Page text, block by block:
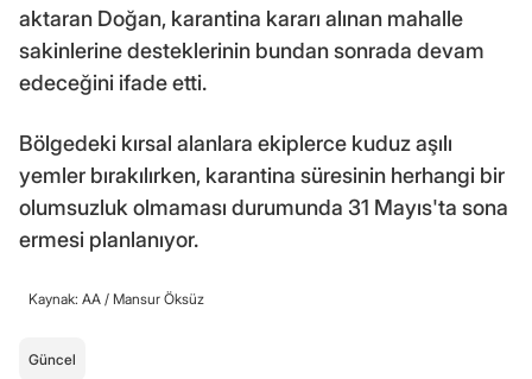
aktaran Doğan, karantina kararı alınan mahalle
sakinlerine desteklerinin bundan sonrada devam
edeceğini ifade etti.
Bölgedeki kırsal alanlara ekiplerce kuduz aşılı
yemler bırakılırken, karantina süresinin herhangi bir
olumsuzluk olmaması durumunda 31 Mayıs'ta sona
ermesi planlanıyor.
Kaynak: AA / Mansur Öksüz
Güncel